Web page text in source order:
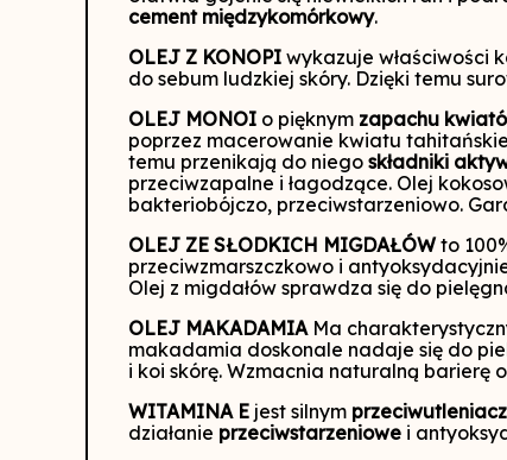
cement międzykomórkowy.
OLEJ Z KONOPI wykazuje właściwości
do sebum ludzkiej skóry. Dzięki temu
OLEJ MONOI o pięknym zapachu
poprzez macerowanie kwiatu
temu przenikają do niego składniki
przeciwzapalne i łagodzące. Olej
bakteriobójczo, przeciwstarzeniowo.
OLEJ ZE SŁODKICH MIGDAŁÓWto
przeciwzmarszczkowo i
Olej z migdałów sprawdza się do
OLEJ MAKADAMIA Ma
makadamia doskonale nadaje się do
i koi skórę. Wzmacnia naturalną barierę
WITAMINA E jest silnym
działanie przeciwstarzeniowe i